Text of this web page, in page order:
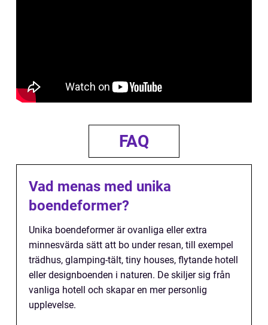
FAQ
Vad menas med unika
boendeformer?
Unika boendeformer är ovanliga eller extra
minnesvärda sätt att bo under resan, till exempel
trädhus, glamping-tält, tiny houses, flytande hotell
eller designboenden i naturen. De skiljer sig från
vanliga hotell och skapar en mer personlig
upplevelse.